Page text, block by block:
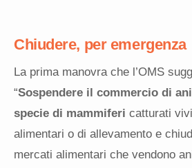
Chiudere, per emergenza
La prima manovra che l’OMS
“Sospendere il commercio di
specie di mammiferi catturati
alimentari o di allevamento e
mercati alimentari che vendono